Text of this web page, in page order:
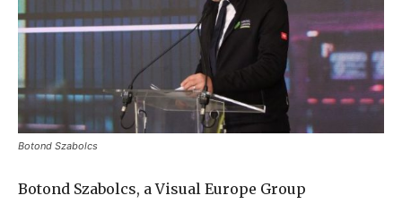
Botond Szabolcs
Botond Szabolcs, a Visual Europe Group